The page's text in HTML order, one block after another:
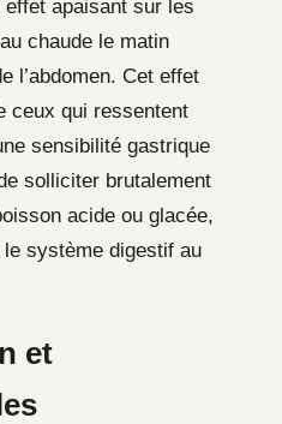
effet apaisant sur les
chaude le matin
l’abdomen. Cet effet
ceux qui ressentent
sensibilité gastrique
solliciter brutalement
acide ou glacée,
le système digestif au
et